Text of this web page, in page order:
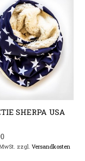
SHERPA USA
zzgl. Versandkosten